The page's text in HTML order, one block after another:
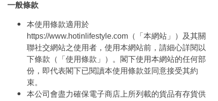
一般條款
本使用條款適用於
https://www.hotinlifestyle.com（「本網站」）及其關
聯社交網站之使用者，使用本網站前，請細心詳閱以
下條款（「使用條款」）。閣下使用本網站的任何部
份，即代表閣下已閱讀本使用條款並同意接受其約
束。
本公司會盡力確保電子商店上所列載的貨品有存貨供